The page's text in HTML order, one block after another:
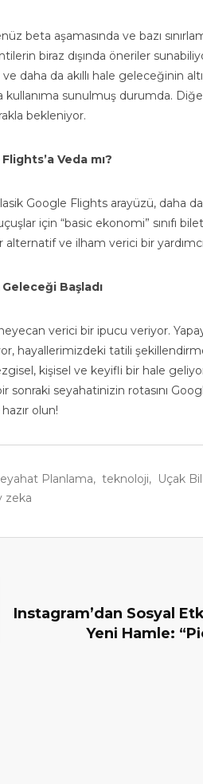
beta aşamasında ve bazı
biraz dışında öneriler
daha da akıllı hale geleceğinin
sunulmuş durumda.
bekleniyor.
Veda mı?
klasik Google Flights arayüzü, daha
için “basic ekonomi” sınıfı
ve ilham verici bir
Başladı
verici bir ipucu veriyor.
hayallerimizdeki tatili
kişisel ve keyifli bir hale
seyahatinizin rotasını
olun!
Planlama, teknoloji, Uçak
zeka
Instagram’dan Sosyal
Yeni Hamle: